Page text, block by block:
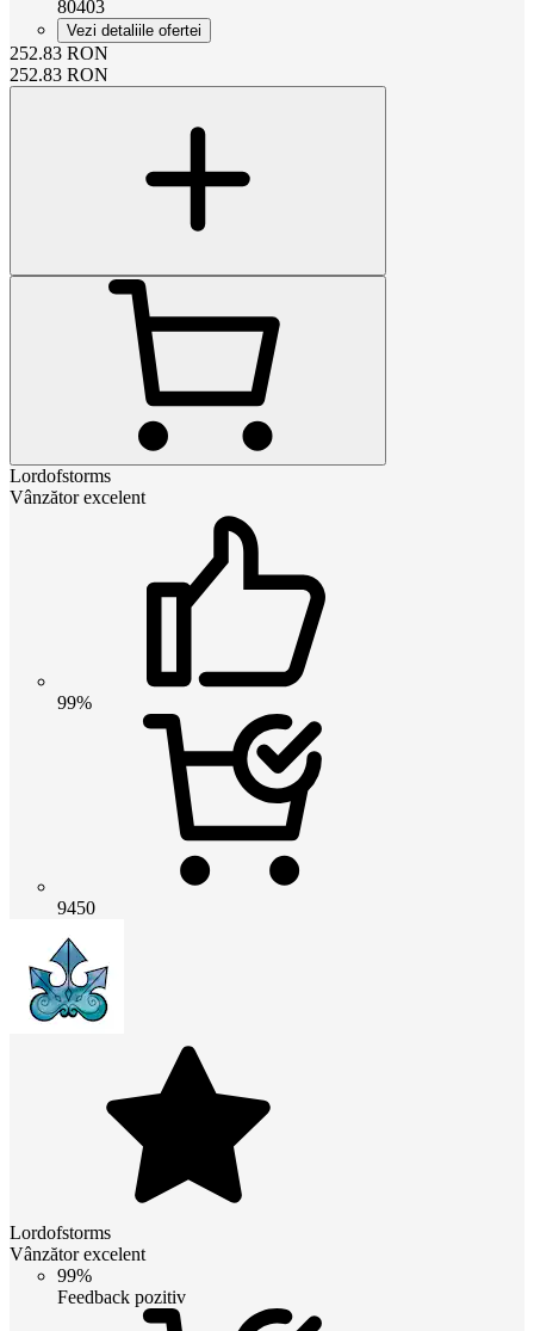
80403
Vezi detaliile ofertei
252.83 RON
252.83 RON
Lordofstorms
Vânzător excelent
99%
9450
Lordofstorms
Vânzător excelent
99%
Feedback pozitiv